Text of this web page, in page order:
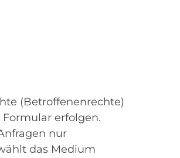
(Betroffenenrechte)
erfolgen.
nur
das Medium